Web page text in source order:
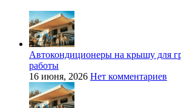
Автокондиционеры на крышу для
работы
16 июня, 2026 Нет комментариев